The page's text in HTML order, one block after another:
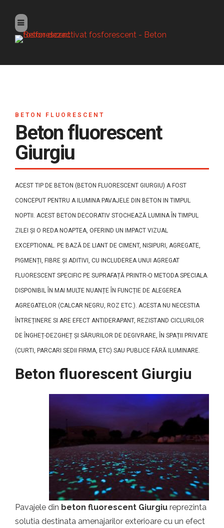
BETON FLUORESCENT
Beton fluorescent
Giurgiu
ACEST TIP DE BETON (BETON FLUORESCENT GIURGIU) A FOST
CONCEPUT PENTRU A ILUMINA PAVAJELE DIN BETON IN TIMPUL
NOPTII. ACEST BETON DECORATIV STOCHEAZĂ LUMINA ÎN TIMPUL
ZILEI ȘI O REDA NOAPTEA, OFERIND UN IMPACT VIZUAL
EXCEPTIONAL. PE BAZĂ DE LIANT DE CIMENT, NISIPURI, AGREGATE,
PIGMENȚI, FIBRE ȘI ADITIVI, CU INCLUDEREA UNUI AGREGAT
FLUORESCENT SPECIFIC PE SUPRAFAȚĂ PRINTR-O METODA SPECIALA.
DISPONIBIL ÎN MAI MULTE NUANȚE ÎN FUNCȚIE DE ALEGEREA
AGREGATELOR (CALCAR NEGRU, ROZ ETC.). ACESTA NU NECESTIA
ÎNTREȚINERE SI ARE EFECT ANTIDERAPANT, REZISTAND CICLURILOR
DE ÎNGHEȚ-DEZGHEȚ ȘI SĂRURILOR DE DEGIVRARE, ÎN SPAȚII PRIVATE
(CURTI, PARCARI SEDII FIRMA, ETC) SAU PUBLICE FĂRĂ ILUMINARE.
Beton fluorescent Giurgiu
Pavajele din beton fluorescent Giurgiu reprezinta
solutia destinata amenajarilor exterioare cu un efect